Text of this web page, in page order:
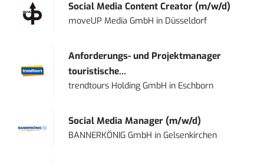
Social Media Content Creator (m/w/d)
moveUP Media GmbH in Düsseldorf
Anforderungs- und Projektmanager
touristische...
trendtours Holding GmbH in Eschborn
Social Media Manager (m/w/d)
BANNERKÖNIG GmbH inGelsenkirchen